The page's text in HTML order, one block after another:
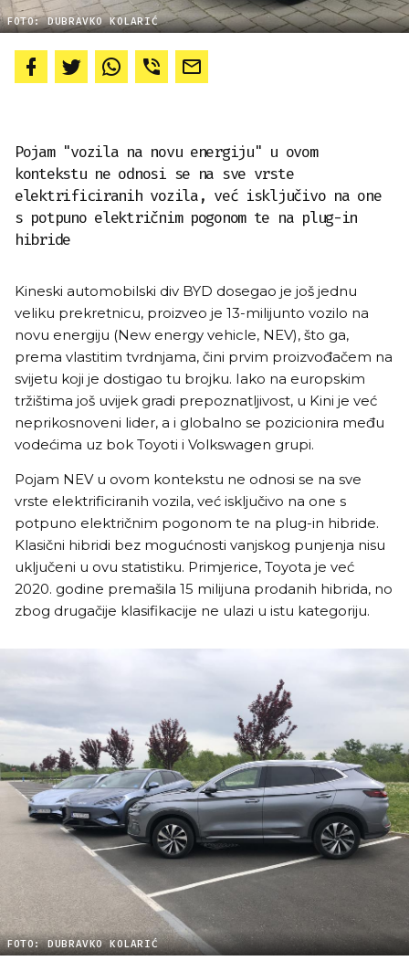
FOTO: DUBRAVKO KOLARIĆ
Pojam "vozila na novu energiju" u ovom
kontekstu ne odnosi se na sve vrste
elektrificiranih vozila, već isključivo na one
s potpuno električnim pogonom te na plug-in
hibride
Kineski automobilski div BYD dosegao je još jednu
veliku prekretnicu, proizveo je 13-milijunto vozilo na
novu energiju (New energy vehicle, NEV), što ga,
prema vlastitim tvrdnjama, čini prvim proizvođačem na
svijetu koji je dostigao tu brojku. Iako na europskim
tržištima još uvijek gradi prepoznatljivost, u Kini je već
neprikosnoveni lider, a i globalno se pozicionira među
vodećima uz bok Toyoti i Volkswagen grupi.
Pojam NEV u ovom kontekstu ne odnosi se na sve
vrste elektrificiranih vozila, već isključivo na one s
potpuno električnim pogonom te na plug-in hibride.
Klasični hibridi bez mogućnosti vanjskog punjenja nisu
uključeni u ovu statistiku. Primjerice, Toyota je već
2020. godine premašila 15 milijuna prodanih hibrida, no
zbog drugačije klasifikacije ne ulazi u istu kategoriju.
FOTO: DUBRAVKO KOLARIĆ